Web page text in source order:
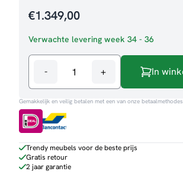
€1.349,00
Verwachte levering week 34 - 36
-
San
Marino
aantal
+ In
Gemakkelijk en veilig betalen met een van onze betaalmethodes
Trendy meubels voor de beste prijs
Gratis retour
2 jaar garantie